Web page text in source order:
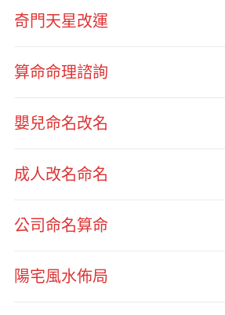
奇門天星改運
算命命理諮詢
嬰兒命名改名
成人改名命名
公司命名算命
陽宅風水佈局